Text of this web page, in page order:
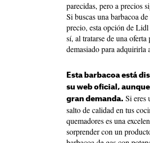
parecidas, pero a precios
Si buscas una barbacoa
precio, esta opción de
sí, al tratarse de una
demasiado para adquirirla
Esta barbacoa está
su web oficial,
gran demanda. Si eres
salto de calidad en tus
quemadores es una
sorprender con un